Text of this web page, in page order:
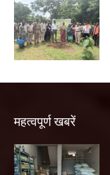
महत्वपूर्ण खबरें